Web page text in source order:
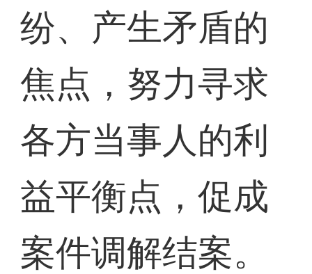
纷、产生矛盾的
焦点，努力寻求
各方当事人的利
益平衡点，促成
案件调解结案。